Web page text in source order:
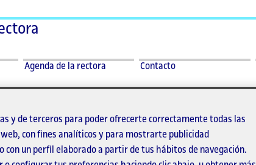
Agenda de la rectora Contacto
y de terceros para poder ofrecerte correctamente todas las
con fines analíticos y para mostrarte publicidad
con un perfil elaborado a partir de tus hábitos de navegación.